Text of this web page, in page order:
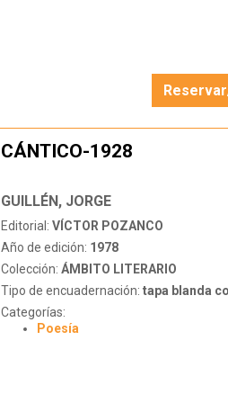
CÁNTICO-1928
GUILLÉN, JORGE
Editorial: VÍCTOR POZANCO
Año de edición: 1978
Colección: ÁMBITO LITERARIO
Tipo de encuadernación: tapa blanda
Categorías:
Poesía